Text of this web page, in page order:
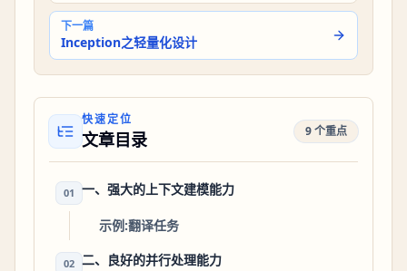
下一篇
Inception之轻量化设计
快速定位
文章目录 9 个重点
01 一、强大的上下文建模能力
示例:翻译任务
02 二、良好的并行处理能力